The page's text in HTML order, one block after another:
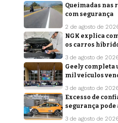
Queimadas nas
com segurança
2 de agosto de
NGK explica
os carros
3 de agosto de
Geely completa
mil veículos
3 de agosto de
Excesso de
segurança
3 de agosto de